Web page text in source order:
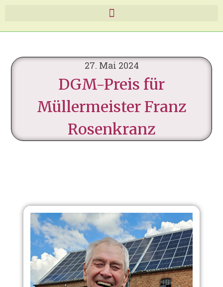
27. Mai 2024
DGM-Preis für
Müllermeister Franz
Rosenkranz